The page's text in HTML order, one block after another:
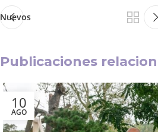
Nuevos
Publicaciones
10
AGO